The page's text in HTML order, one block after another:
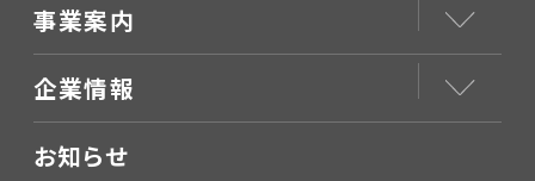
事業案内
企業情報
お知らせ